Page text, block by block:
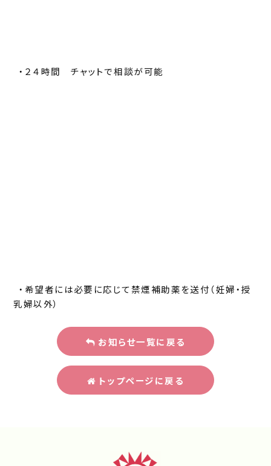
・２４時間 チャットで相談が可能
・希望者には必要に応じて禁煙補助薬を送付（妊婦・授
乳婦以外）
お知らせ一覧に戻る
トップページに戻る